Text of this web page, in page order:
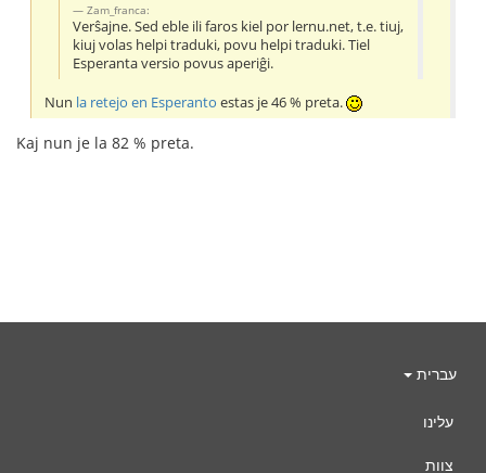
Zam_franca:
Verŝajne. Sed eble ili faros kiel por lernu.net, t.e. tiuj,
kiuj volas helpi traduki, povu helpi traduki. Tiel
Esperanta versio povus aperiĝi.
Nun la retejo en Esperanto estas je 46 % preta.
Kaj nun je la 82 % preta.
עברית
עלינו
צוות